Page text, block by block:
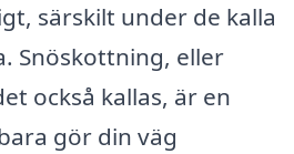
särskilt under de kalla
Snöskottning, eller
också kallas, är en
gör din väg